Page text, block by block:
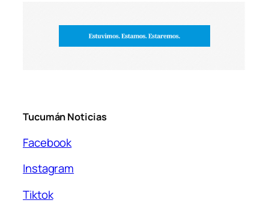
Tucumán Noticias
Facebook
Instagram
Tiktok